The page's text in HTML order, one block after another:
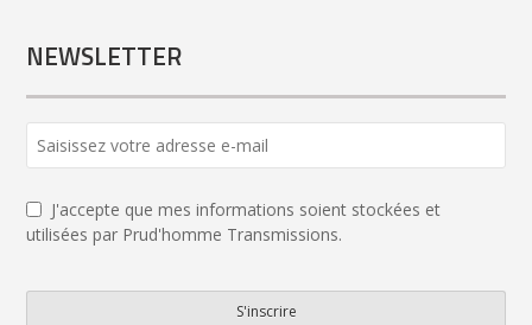
NEWSLETTER
J'accepte que mes informations soient stockées et
utilisées par Prud'homme Transmissions.
S'inscrire